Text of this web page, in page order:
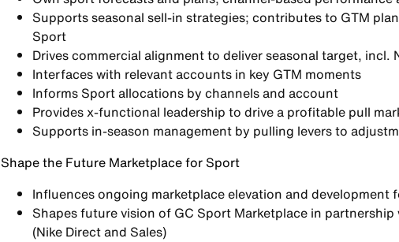
Supports seasonal sell-in strategies; contributes to GTM
Sport
Drives commercial alignment to deliver seasonal target, incl.
Interfaces with relevant accounts in key GTM moments
Informs Sport allocations by channels and account
Provides x-functional leadership to drive a profitable pull
Supports in-season management by pulling levers to
Shape the Future Marketplace for Sport
Influences ongoing marketplace elevation and development
Shapes future vision of GC Sport Marketplace in
(Nike Direct and Sales)